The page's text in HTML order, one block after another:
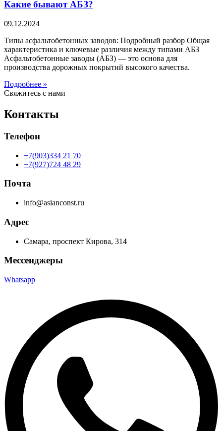
Какие бывают АБЗ?
09.12.2024
Типы асфальтобетонных заводов: Подробный разбор Общая
характеристика и ключевые различия между типами АБЗ
Асфальтобетонные заводы (АБЗ) — это основа для
производства дорожных покрытий высокого качества.
Подробнее »
Свяжитесь с нами
Контакты
Телефон
+7(903)334 21 70
+7(927)724 48 29
Почта
info@asianconst.ru
Адрес
Самара, проспект Кирова, 314
Мессенджеры
Whatsapp